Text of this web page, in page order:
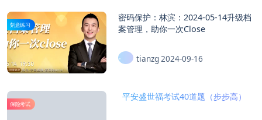
刻意练习
密码保护：林滨：2024-05-14升级档
案管理，助你一次Close
tianzg2024-09-16
保险考试
平安盛世福考试40道题（步步高）